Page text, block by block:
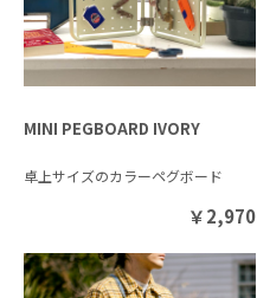
MINI PEGBOARD IVORY
卓上サイズのカラーペグボード
￥2,970